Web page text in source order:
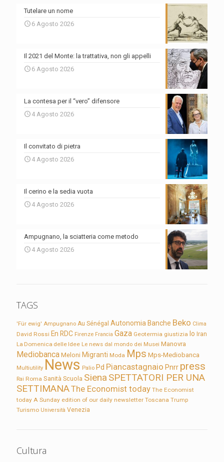
Tutelare un nome
6 Agosto 2026
Il 2021 del Monte: la trattativa, non gli appelli
6 Agosto 2026
La contesa per il “vero” difensore
4 Agosto 2026
Il convitato di pietra
4 Agosto 2026
Il cerino e la sedia vuota
4 Agosto 2026
Ampugnano, la sciatteria come metodo
4 Agosto 2026
TAGS
'Für ewig' Ampugnano Au Sénégal Autonomia Banche Beko Clima
David Rossi En RDC Firenze Francia Gaza Geotermia giustizia Io Iran
La Domenica delle Idee Le news dal mondo dei Musei Manovra
Mediobanca Meloni Migranti Moda Mps Mps-Mediobanca
Multiutility News Palio Pd Piancastagnaio Pnrr press
Rai Roma Sanità Scuola Siena SPETTATORI PER UNA
SETTIMANAThe Economist today The Economist
today A Sunday edition of our daily newsletter Toscana Trump
Turismo Università Venezia
Cultura